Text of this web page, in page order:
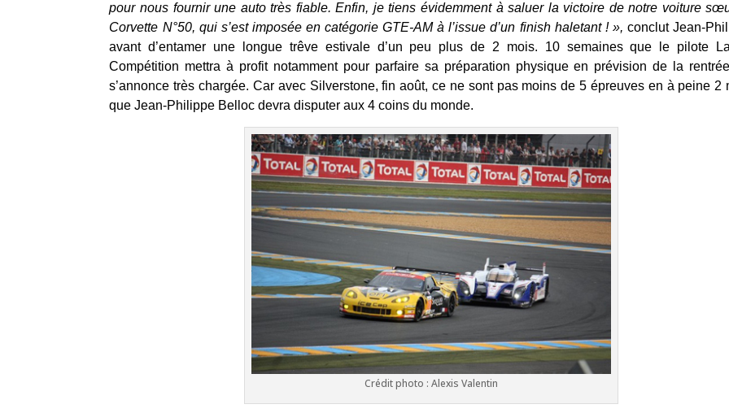
pour nous fournir une auto très fiable. Enfin, je tiens évidemment à saluer la victoire de notre voiture
Corvette N°50, qui s’est imposée en catégorie GTE-AM à l’issue d’un finish haletant ! », conclut Jean-
avant d’entamer une longue trêve estivale d’un peu plus de 2 mois. 10 semaines que le pilote
Compétition mettra à profit notamment pour parfaire sa préparation physique en prévision de la
s’annonce très chargée. Car avec Silverstone, fin août, ce ne sont pas moins de 5 épreuves en à peine 2
que Jean-Philippe Belloc devra disputer aux 4 coins du monde.
Crédit photo : Alexis Valentin